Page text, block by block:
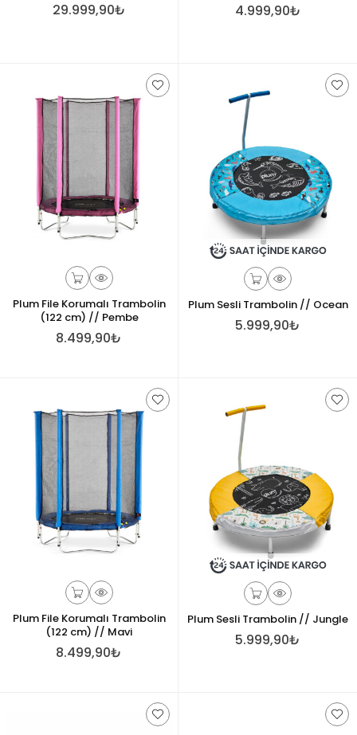
29.999,90₺ 4.999,90₺
Plum File Korumalı Trambolin
(122 cm) // Pembe
8.499,90₺
Plum Sesli Trambolin // Ocean
5.999,90₺
Plum File Korumalı Trambolin
(122 cm) // Mavi
8.499,90₺
Plum Sesli Trambolin // Jungle
5.999,90₺